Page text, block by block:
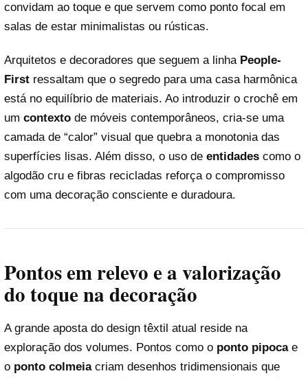
convidam ao toque e que servem como ponto focal em
salas de estar minimalistas ou rústicas.
Arquitetos e decoradores que seguem a linha People-
First ressaltam que o segredo para uma casa harmônica
está no equilíbrio de materiais. Ao introduzir o crochê em
um contexto de móveis contemporâneos, cria-se uma
camada de “calor” visual que quebra a monotonia das
superfícies lisas. Além disso, o uso de entidades como o
algodão cru e fibras recicladas reforça o compromisso
com uma decoração consciente e duradoura.
Pontos em relevo e a valorização
do toque na decoração
A grande aposta do design têxtil atual reside na
exploração dos volumes. Pontos como o ponto pipocae
o ponto colmeiacriam desenhos tridimensionais que